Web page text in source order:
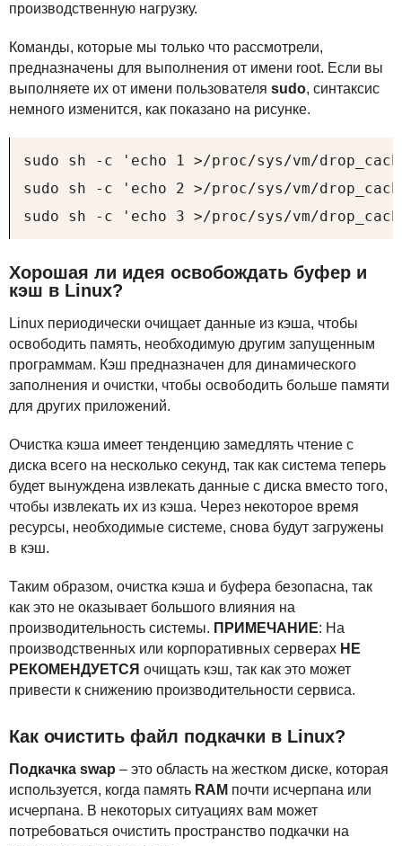
производственную нагрузку.
Команды, которые мы только что рассмотрели,
предназначены для выполнения от имени root. Если вы
выполняете их от имени пользователя sudo, синтаксис
немного изменится, как показано на рисунке.
sudo sh -c 'echo 1 >/proc/sys/vm/
sudo sh -c 'echo 2 >/proc/sys/vm/
sudo sh -c 'echo 3 >/proc/sys/vm/
Хорошая ли идея освобождать буфер и
кэш в Linux?
Linux периодически очищает данные из кэша, чтобы
освободить память, необходимую другим запущенным
программам. Кэш предназначен для динамического
заполнения и очистки, чтобы освободить больше памяти
для других приложений.
Очистка кэша имеет тенденцию замедлять чтение с
диска всего на несколько секунд, так как система теперь
будет вынуждена извлекать данные с диска вместо того,
чтобы извлекать их из кэша. Через некоторое время
ресурсы, необходимые системе, снова будут загружены
в кэш.
Таким образом, очистка кэша и буфера безопасна, так
как это не оказывает большого влияния на
производительность системы. ПРИМЕЧАНИЕ: На
производственных или корпоративных серверах НЕ
РЕКОМЕНДУЕТСЯ очищать кэш, так как это может
привести к снижению производительности сервиса.
Как очистить файл подкачки в Linux?
Подкачка swap – это область на жестком диске, которая
используется, когда память RAM почти исчерпана или
исчерпана. В некоторых ситуациях вам может
потребоваться очистить пространство подкачки на